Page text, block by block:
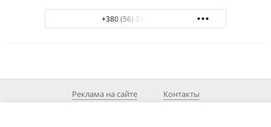
+380 (56) 370-40-64
Реклама на сайте Контакты